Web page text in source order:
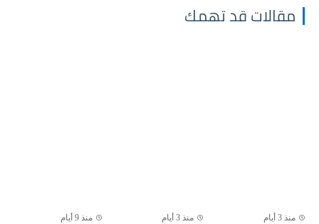
مقالات قد تهمك
منذ 3 أيام منذ 3 أيام منذ 9 أيام